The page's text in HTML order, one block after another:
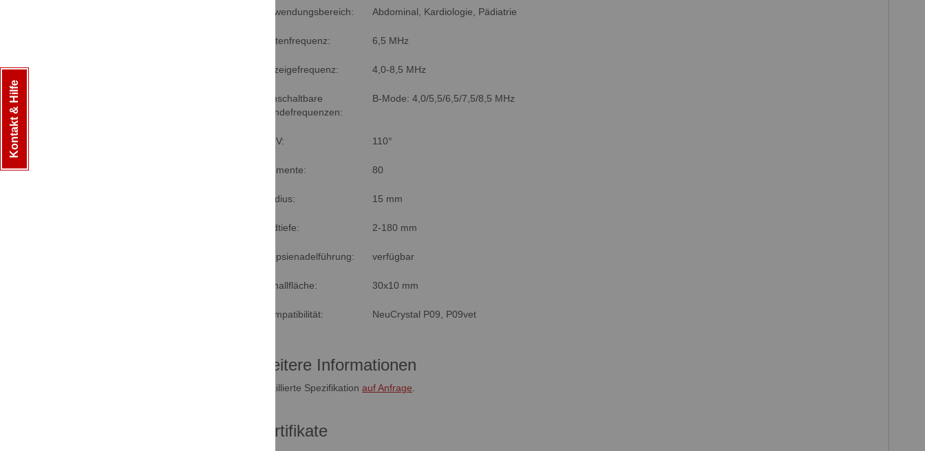
Anwendungsbereich: Abdominal, Kardiologie, Pädiatrie
Mittenfrequenz: 6,5 MHz
Anzeigefrequenz: 4,0-8,5 MHz
Umschaltbare
Sendefrequenzen:
B-Mode: 4,0/5,5/6,5/7,5/8,5 MHz
FOV: 110°
Elemente: 80
Radius: 15 mm
Bildtiefe: 2-180 mm
Biopsienadelführung: verfügbar
Schallfläche: 30x10 mm
Kompatibilität: NeuCrystal P09, P09vet
Weitere Informationen
Detaillierte Spezifikationauf Anfrage.
Zertifikate
Kontakt & Hilfe